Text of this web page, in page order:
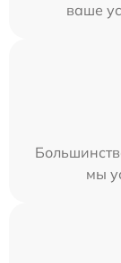
ваше
мы